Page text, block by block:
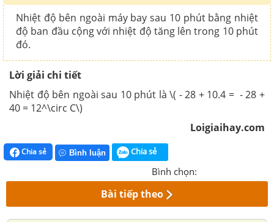
Nhiệt độ bên ngoài máy bay sau 10 phút bằng nhiệt
độ ban đầu cộng với nhiệt độ tăng lên trong 10 phút
đó.
Lời giải chi tiết
Nhiệt độ bên ngoài sau 10 phút là \( - 28 + 10.4 = - 28 +
40 = 12^\circ C\)
Loigiaihay.com
Chia sẻ Bình luận Chia sẻ
Bình chọn:
Bài tiếp theo